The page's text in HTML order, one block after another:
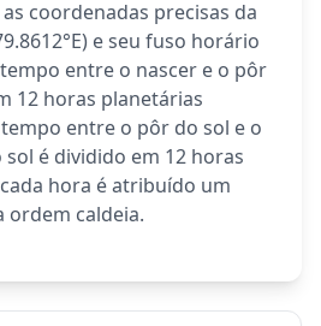
coordenadas precisas da
e seu fuso horário
entre o nascer e o pôr
12 horas planetárias
entre o pôr do sol e o
é dividido em 12 horas
hora é atribuído um
ordem caldeia.